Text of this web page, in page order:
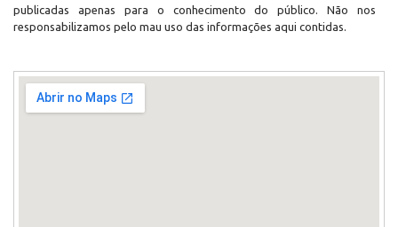
publicadas apenas para o conhecimento do público. Não nos
responsabilizamos pelo mau uso das informações aqui contidas.